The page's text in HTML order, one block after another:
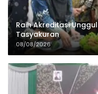
Raih Akreditasi Unggul
Tasyakuran
08/08/2026